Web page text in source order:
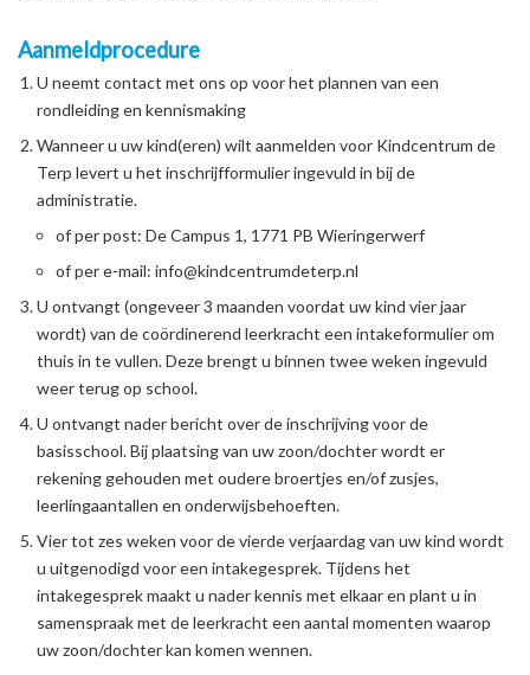
Aanmeldprocedure
U neemt contact met ons op voor het plannen van een
rondleiding en kennismaking
Wanneer u uw kind(eren) wilt aanmelden voor Kindcentrum de
Terp levert u het inschrijfformulier ingevuld in bij de
administratie.
of per post: De Campus 1, 1771 PB Wieringerwerf
of per e-mail: info@kindcentrumdeterp.nl
U ontvangt (ongeveer 3 maanden voordat uw kind vier jaar
wordt) van de coördinerend leerkracht een intakeformulier om
thuis in te vullen. Deze brengt u binnen twee weken ingevuld
weer terug op school.
U ontvangt nader bericht over de inschrijving voor de
basisschool. Bij plaatsing van uw zoon/dochter wordt er
rekening gehouden met oudere broertjes en/of zusjes,
leerlingaantallen en onderwijsbehoeften.
Vier tot zes weken voor de vierde verjaardag van uw kind wordt
u uitgenodigd voor een intakegesprek. Tijdens het
intakegesprek maakt u nader kennis met elkaar en plant u in
samenspraak met de leerkracht een aantal momenten waarop
uw zoon/dochter kan komen wennen.